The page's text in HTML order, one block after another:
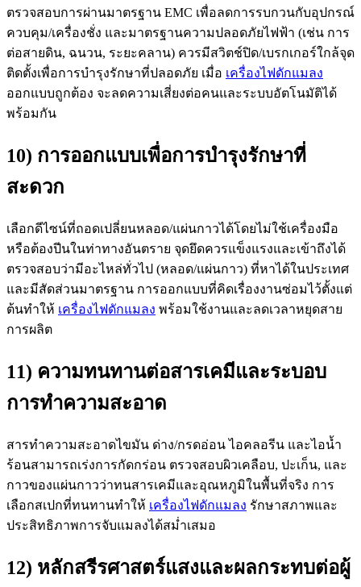
ตรวจสอบการผ่านมาตรฐาน EMC เพื่อลดการรบกวนกับอุปกรณ์
ควบคุม/เครื่องชั่ง และมาตรฐานความปลอดภัยไฟฟ้า (เช่น การ
ต่อสายดิน, ฉนวน, ระยะคลาน) ควรมีสวิตช์ปิด/เบรกเกอร์ใกล้จุด
ติดตั้งเพื่อการบำรุงรักษาที่ปลอดภัย เมื่อ เครื่องไฟดักแมลง
ออกแบบถูกต้อง จะลดความเสี่ยงต่อคนและระบบอัตโนมัติได้
พร้อมกัน
10) การออกแบบเพื่อการบำรุงรักษาที่
สะดวก
เลือกดีไซน์ที่ถอดเปลี่ยนหลอด/แผ่นกาวได้โดยไม่ใช้เครื่องมือ
หรือต้องปีนในท่าทางอันตราย จุดยึดควรแข็งแรงและเข้าถึงได้
ตรวจสอบว่ามีอะไหล่ทั่วไป (หลอด/แผ่นกาว) ที่หาได้ในประเทศ
และมีสัดส่วนมาตรฐาน การออกแบบที่คิดเรื่องงานซ่อมไว้ตั้งแต่
ต้นทำให้ เครื่องไฟดักแมลง พร้อมใช้งานและลดเวลาหยุดสาย
การผลิต
11) ความทนทานต่อสารเคมีและระบอบ
การทำความสะอาด
สารทำความสะอาดไขมัน ด่าง/กรดอ่อน ไอคลอรีน และไอน้ำ
ร้อนสามารถเร่งการกัดกร่อน ตรวจสอบผิวเคลือบ, ปะเก็น, และ
กาวของแผ่นกาวว่าทนสารเคมีและอุณหภูมิในพื้นที่จริง การ
เลือกสเปกที่ทนทานทำให้ เครื่องไฟดักแมลง รักษาสภาพและ
ประสิทธิภาพการจับแมลงได้สม่ำเสมอ
12) หลักสรีรศาสตร์แสงและผลกระทบต่อผู้